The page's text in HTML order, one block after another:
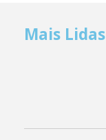
Mais Lidas